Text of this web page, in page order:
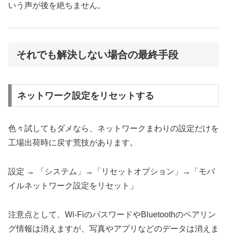
いう声が後を絶ちません。
それでも解決しない場合の最終手段
ネットワーク設定をリセットする
色々試してもダメなら、ネットワークまわりの設定だけを
工場出荷時に戻す荒技があります。
設定 → 「システム」→「リセットオプション」→「モバ
イルネットワーク設定をリセット」
注意点として、Wi-FiのパスワードやBluetoothのペアリン
グ情報は消えますが、写真やアプリなどのデータは消えま